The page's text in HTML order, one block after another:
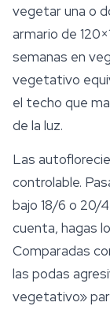
vegetar una o
armario de
semanas en
vegetativo
el techo que
de la luz.
Las
controlable.
bajo 18/6 o 20/
cuenta, hagas
Comparadas
las podas
vegetativo»